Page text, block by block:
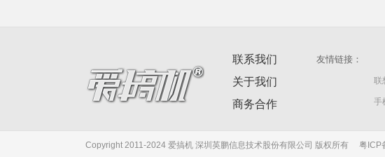
联系我们
关于我们
商务合作
友情链接：
联
手
Copyright 2011-2024 爱搞机 深圳英鹏信息技术股份有限公司 版权所有 粤ICP